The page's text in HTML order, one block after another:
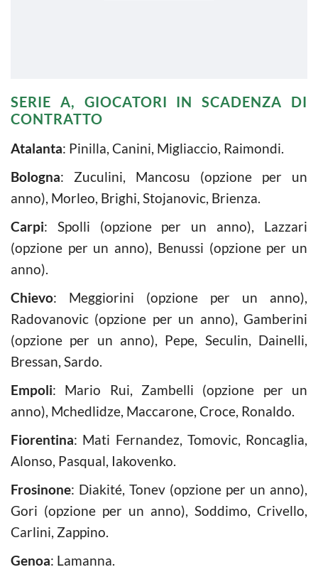
SERIE A, GIOCATORI IN SCADENZA DI
CONTRATTO
Atalanta: Pinilla, Canini, Migliaccio, Raimondi.
Bologna: Zuculini, Mancosu (opzione per un
anno), Morleo, Brighi, Stojanovic, Brienza.
Carpi: Spolli (opzione per un anno), Lazzari
(opzione per un anno), Benussi (opzione per un
anno).
Chievo: Meggiorini (opzione per un anno),
Radovanovic (opzione per un anno), Gamberini
(opzione per un anno), Pepe, Seculin, Dainelli,
Bressan, Sardo.
Empoli: Mario Rui, Zambelli (opzione per un
anno), Mchedlidze, Maccarone, Croce, Ronaldo.
Fiorentina: Mati Fernandez, Tomovic, Roncaglia,
Alonso, Pasqual, Iakovenko.
Frosinone: Diakité, Tonev (opzione per un anno),
Gori (opzione per un anno), Soddimo, Crivello,
Carlini, Zappino.
Genoa: Lamanna.